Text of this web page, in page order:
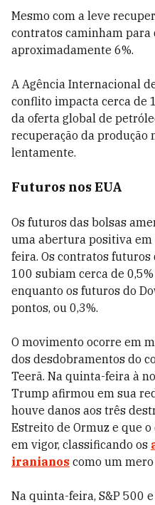
Mesmo com a leve
contratos caminham para
aproximadamente 6%.
A Agência Internacional
conflito impacta cerca de
da oferta global de
recuperação da
lentamente.
Futuros nos EUA
Os futuros das bolsas
uma abertura positiva em
feira. Os contratos futuros
100 subiam cerca de
enquanto os futuros do
pontos, ou 0,3%.
O movimento ocorre em
dos desdobramentos do
Teerã. Na quinta-feira à
Trump afirmou em sua
houve danos aos três
Estreito de Ormuz e que
em vigor, classificando os
iranianos como um
Na quinta-feira, S&P 500